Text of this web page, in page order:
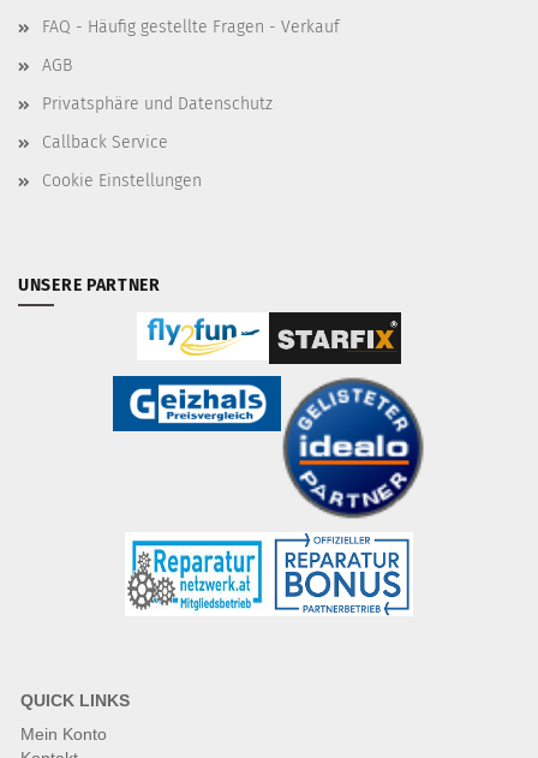
FAQ - Häufig gestellte Fragen - Verkauf
AGB
Privatsphäre und Datenschutz
Callback Service
Cookie Einstellungen
UNSERE PARTNER
QUICK LINKS
Mein Konto